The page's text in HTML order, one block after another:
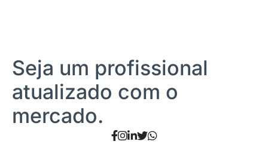
Seja um profissional
atualizado com o
mercado.